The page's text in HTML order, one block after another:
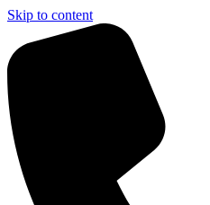
Skip to content